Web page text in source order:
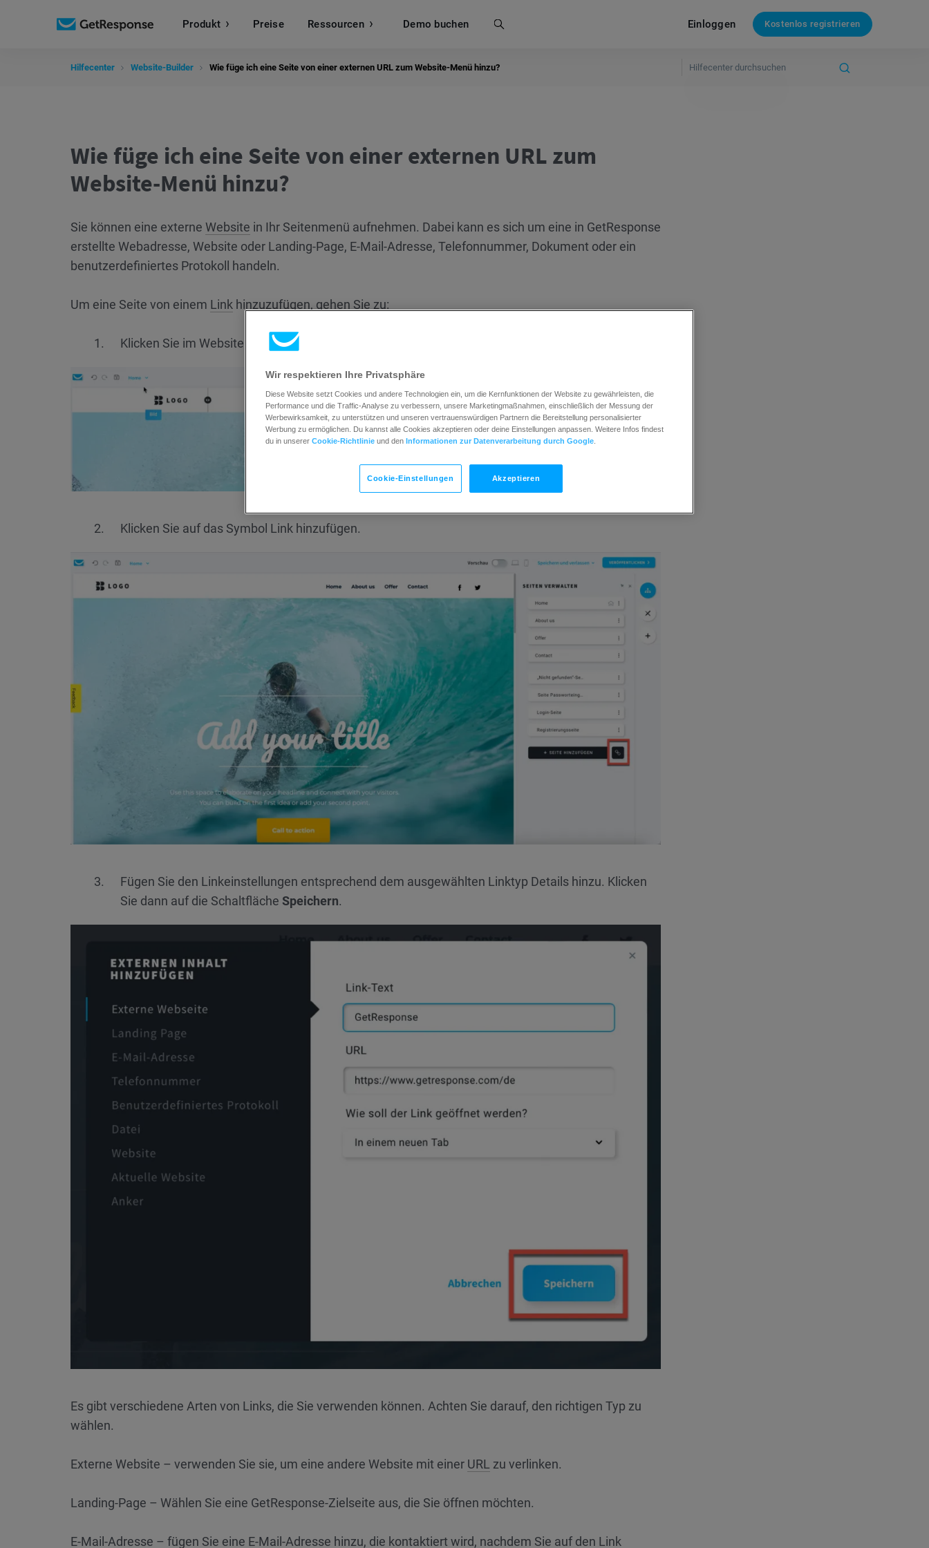
Produkt Preise Ressourcen Demo buchen
Suche Einloggen Kostenlos registrieren
Hilfecenter Website-Builder Wie füge ich eine Seite von einer externen URL zum Website-Menü hinzu?
Wie füge ich eine Seite von einer externen URL zum
Website-Menü hinzu?
Sie können eine externe Website in Ihr Seitenmenü aufnehmen. Dabei kann es sich um eine in GetResponse
erstellte Webadresse, Website oder Landing-Page, E-Mail-Adresse, Telefonnummer, Dokument oder ein
benutzerdefiniertes Protokoll handeln.
Um eine Seite von einem Link hinzuzufügen, gehen Sie zu:
Klicken Sie im Website Builder-Editor auf die Schaltfläche
Klicken Sie auf das Symbol Link hinzufügen.
Fügen Sie den Linkeinstellungen entsprechend dem ausgewählten Linktyp Details hinzu. Klicken
Sie dann auf die Schaltfläche Speichern.
Es gibt verschiedene Arten von Links, die Sie verwenden können. Achten Sie darauf, den richtigen Typ zu
wählen.
Externe Website – verwenden Sie sie, um eine andere Website mit einer URL zu verlinken.
Landing-Page – Wählen Sie eine GetResponse-Zielseite aus, die Sie öffnen möchten.
E-Mail-Adresse – fügen Sie eine E-Mail-Adresse hinzu, die kontaktiert wird, nachdem Sie auf den Link
Wir respektieren Ihre Privatsphäre
Diese Website setzt Cookies und andere Technologien ein, um die Kernfunktionen der Website zu gewährleisten, die
Performance und die Traffic-Analyse zu verbessern, unsere Marketingmaßnahmen, einschließlich der Messung der
Werbewirksamkeit, zu unterstützen und unseren vertrauenswürdigen Partnern die Bereitstellung personalisierter
Werbung zu ermöglichen. Du kannst alle Cookies akzeptieren oder deine Einstellungen anpassen. Weitere Infos findest
du in unserer Cookie-Richtlinie und den Informationen zur Datenverarbeitung durch Google
Cookie-Einstellungen Akzeptieren